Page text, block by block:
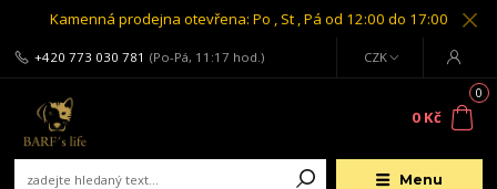
Kamenná prodejna otevřena: Po , St , Pá od 12:00 do 17:00
Menu
CZK
+420 773 030 781 (Po-Pá, 11:17 hod.)
0
0 Kč